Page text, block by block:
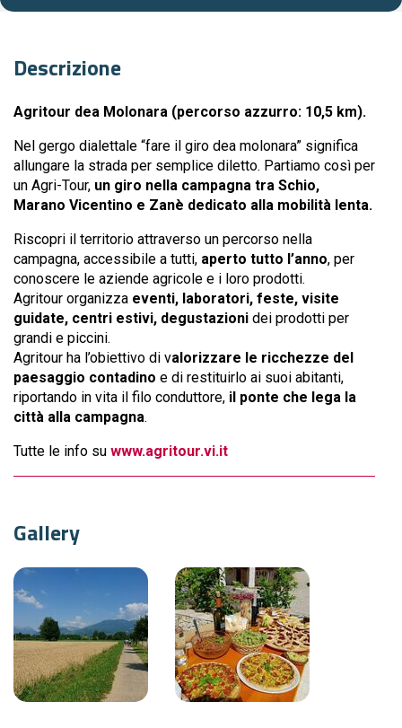
Descrizione
Agritour dea Molonara (percorso azzurro: 10,5 km).
Nel gergo dialettale “fare il giro dea molonara” significa
allungare la strada per semplice diletto. Partiamo così per
un Agri-Tour, un giro nella campagna tra Schio,
Marano Vicentino e Zanè dedicato alla mobilità lenta.
Riscopri il territorio attraverso un percorso nella
campagna, accessibile a tutti, aperto tutto l’anno, per
conoscere le aziende agricole e i loro prodotti.
Agritour organizza eventi, laboratori, feste, visite
guidate, centri estivi, degustazioni dei prodotti per
grandi e piccini.
Agritour ha l’obiettivo di valorizzare le ricchezze del
paesaggio contadino e di restituirlo ai suoi abitanti,
riportando in vita il filo conduttore, il ponte che lega la
città alla campagna.
Tutte le info su www.agritour.vi.it
Gallery